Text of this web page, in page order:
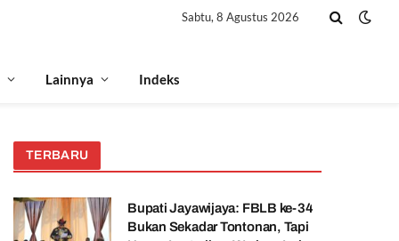
Sabtu, 8 Agustus 2026
Lainnya Indeks
TERBARU
Bupati Jayawijaya: FBLB ke-34
Bukan Sekadar Tontonan, Tapi